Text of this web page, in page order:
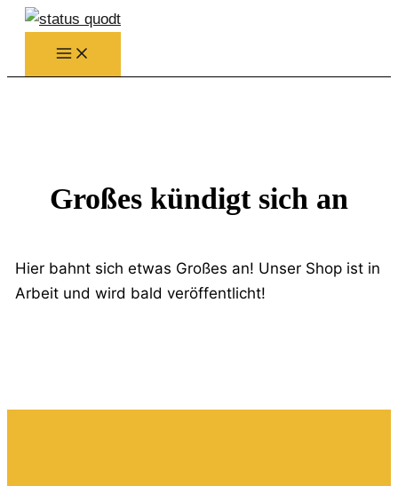
Zum
Inhalt
springen
Großes kündigt sich an
Hier bahnt sich etwas Großes an! Unser Shop ist in
Arbeit und wird bald veröffentlicht!